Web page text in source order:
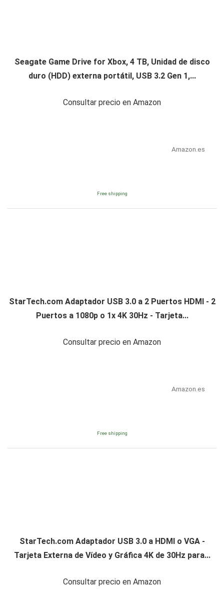
Seagate Game Drive for Xbox, 4 TB, Unidad de disco
duro (HDD) externa portátil, USB 3.2 Gen 1,...
Consultar precio en Amazon
Amazon.es
Free shipping
StarTech.com Adaptador USB 3.0 a 2 Puertos HDMI - 2
Puertos a 1080p o 1x 4K 30Hz - Tarjeta...
Consultar precio en Amazon
Amazon.es
Free shipping
StarTech.com Adaptador USB 3.0 a HDMI o VGA -
Tarjeta Externa de Vídeo y Gráfica 4K de 30Hz para...
Consultar precio en Amazon